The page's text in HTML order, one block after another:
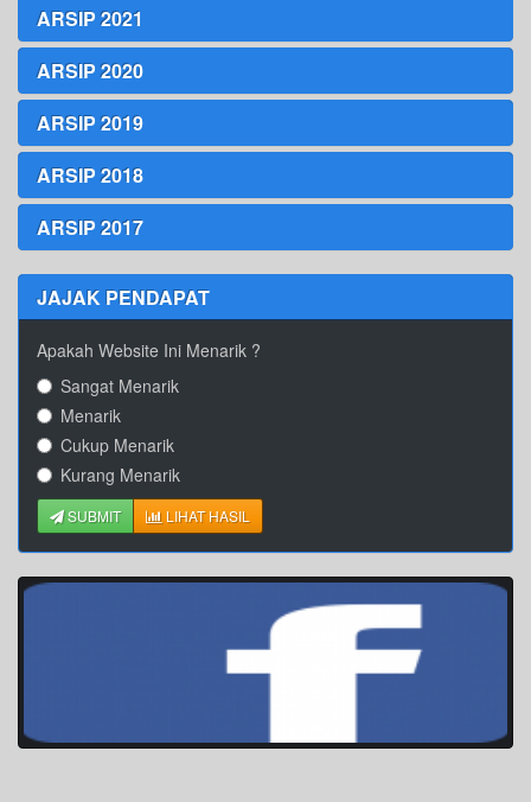
ARSIP 2021
ARSIP 2020
ARSIP 2019
ARSIP 2018
ARSIP 2017
JAJAK PENDAPAT
Apakah Website Ini Menarik ?
Sangat Menarik
Menarik
Cukup Menarik
Kurang Menarik
SUBMIT LIHAT HASIL